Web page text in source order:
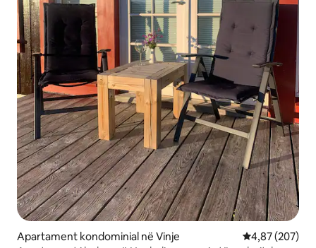
Apartament kondominial në Vinje Vlerësimi
4,87 (207)